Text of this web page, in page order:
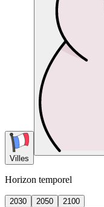
Villes
Horizon temporel
2030 2050
2100